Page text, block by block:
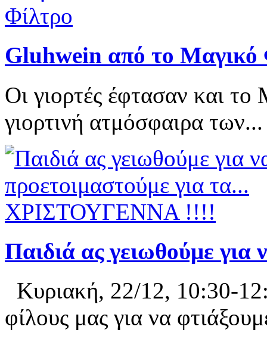
Gluhwein από το Μαγικό
Οι γιορτές έφτασαν και
γιορτινή ατμόσφαιρα των...
Παιδιά ας γειωθούμε
Κυριακή, 22/12, 10:30-
φίλους μας για να